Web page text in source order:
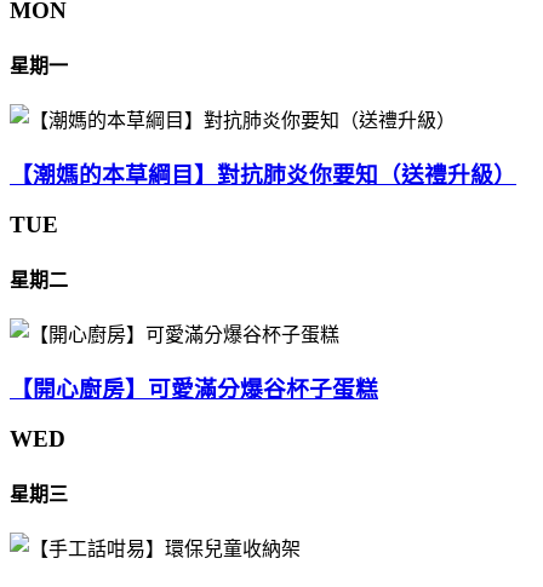
MON
星期一
【潮媽的本草綱目】對抗肺炎你要知（送禮升級）
TUE
星期二
【開心廚房】可愛滿分爆谷杯子蛋糕
WED
星期三